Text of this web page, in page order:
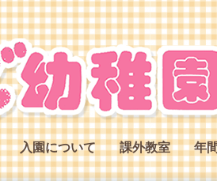
入園について 課外教室
年